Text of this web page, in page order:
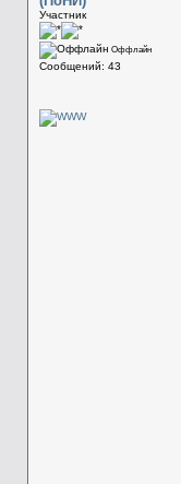
Участник
Оффлайн
Сообщений: 43